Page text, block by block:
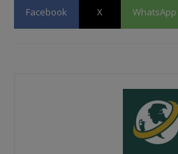
Facebook X WhatsApp